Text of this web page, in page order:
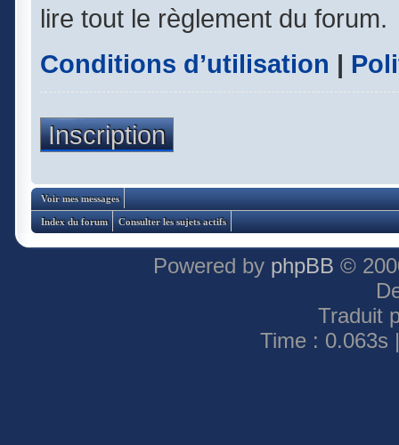
lire tout le règlement du forum.
Conditions d’utilisation |
Inscription
Voir mes messages
Index du forum Consulter les sujets actifs
Powered by phpBB ©
Traduit
Time : 0.063s